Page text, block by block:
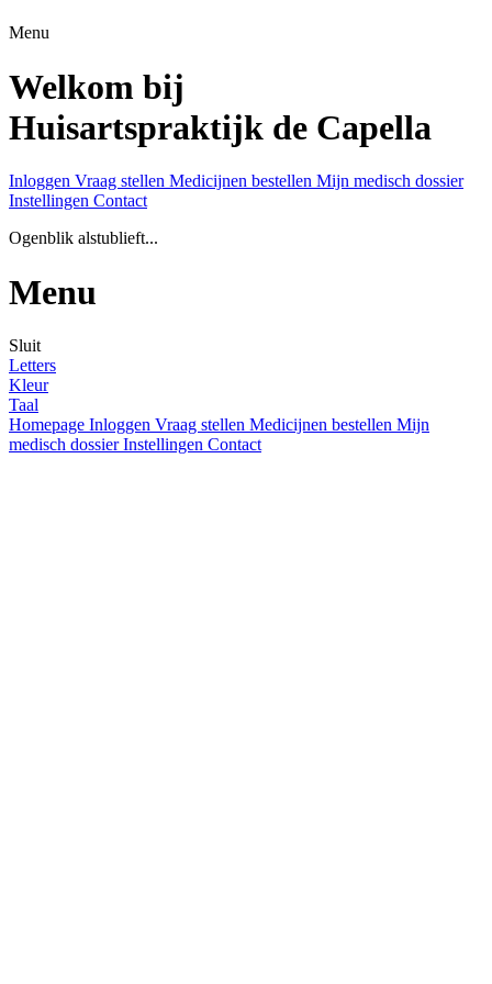
Menu
Welkom bij
Huisartspraktijk de Capella
Inloggen Vraag stellen Medicijnen bestellen Mijn medisch dossier
Instellingen Contact
Ogenblik alstublieft...
Menu
Sluit
Letters
Kleur
Taal
Homepage Inloggen Vraag stellen Medicijnen bestellen Mijn
medisch dossierInstellingen Contact